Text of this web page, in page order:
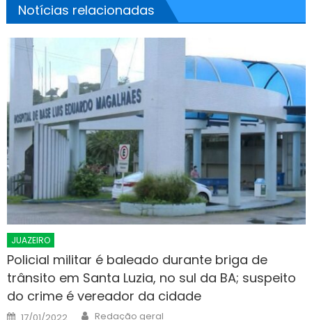
Notícias relacionadas
JUAZEIRO
Policial militar é baleado durante briga de
trânsito em Santa Luzia, no sul da BA; suspeito
do crime é vereador da cidade
Posted
17/01/2022 Author
Redação geral